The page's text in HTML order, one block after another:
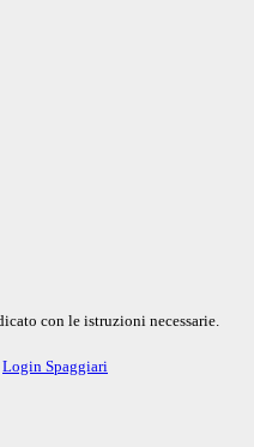
con le istruzioni necessarie.
Login Spaggiari